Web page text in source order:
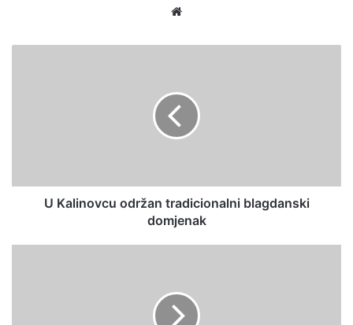
te
U Kalinovcu održan tradicionalni blagdanski
domjenak